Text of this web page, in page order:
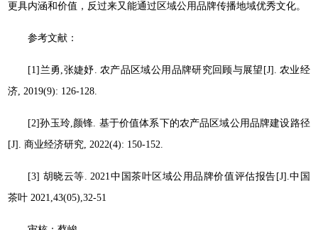
更具内涵和价值，反过来又能通过区域公用品牌传播地域优秀文化。
参考文献：
[1]兰勇,张婕妤. 农产品区域公用品牌研究回顾与展望[J]. 农业经
济, 2019(9): 126-128.
[2]孙玉玲,颜锋. 基于价值体系下的农产品区域公用品牌建设路径
[J]. 商业经济研究, 2022(4): 150-152.
[3] 胡晓云等. 2021中国茶叶区域公用品牌价值评估报告[J].中国
茶叶 2021,43(05),32-51